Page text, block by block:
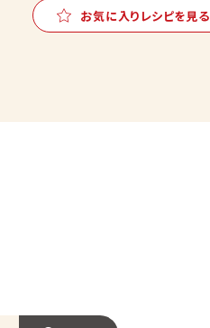
お気に入りレシピを見る